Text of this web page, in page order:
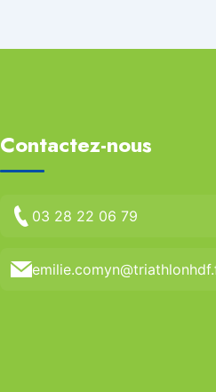
Contactez-nous
03 28 22 06 79